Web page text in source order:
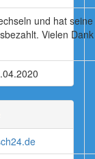
und hat
Vielen